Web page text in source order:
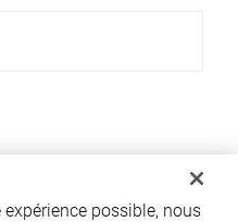
possible, nous